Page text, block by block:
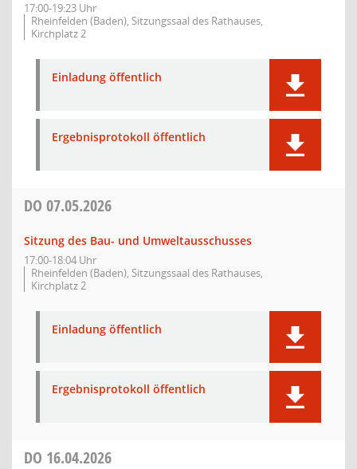
17:00-19:23 Uhr
Rheinfelden (Baden), Sitzungssaal des Rathauses,
Kirchplatz 2
Einladung öffentlich
Ergebnisprotokoll öffentlich
DO 07.05.2026
Sitzung des Bau- und Umweltausschusses
17:00-18:04 Uhr
Rheinfelden (Baden), Sitzungssaal des Rathauses,
Kirchplatz 2
Einladung öffentlich
Ergebnisprotokoll öffentlich
DO 16.04.2026